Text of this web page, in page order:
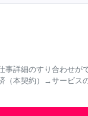
詳細のすり合わせが
（本契約）→サービス